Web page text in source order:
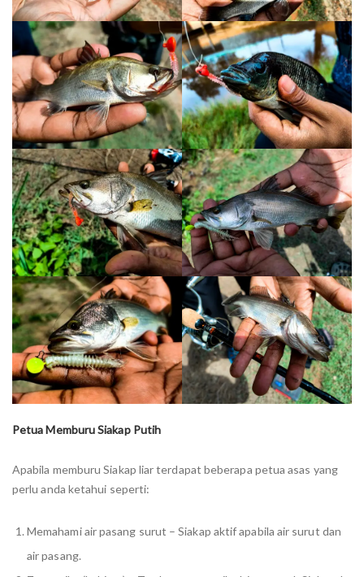
Petua Memburu Siakap Putih
Apabila memburu Siakap liar terdapat beberapa petua asas yang
perlu anda ketahui seperti:
Memahami air pasang surut – Siakap aktif apabila air surut dan
air pasang.